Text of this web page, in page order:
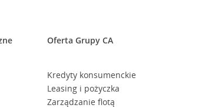
Oferta Grupy CA
Kredyty konsumenckie
Leasing i pożyczka
Zarządzanie flotą